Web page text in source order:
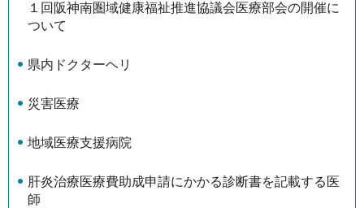
１回阪神南圏域健康福祉推進協議会医療部会の開催に
ついて
県内ドクターヘリ
災害医療
地域医療支援病院
肝炎治療医療費助成申請にかかる診断書を記載する医
師